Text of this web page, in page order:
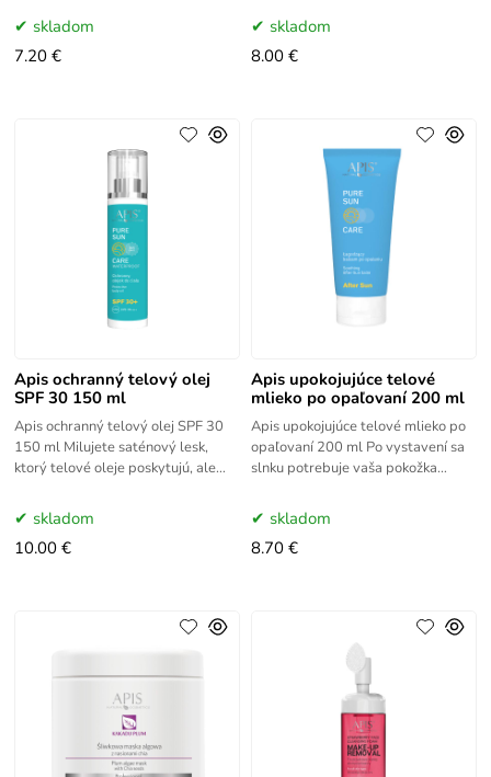
mikrokapsulovaný UV filter
skladom
7.20 €
Sun Care poskytuje
skladom
8.00 €
Apis ochranný telový olej
SPF 30 150 ml
Apis ochranný telový olej SPF 30
150 ml Milujete saténový lesk,
ktorý telové oleje poskytujú, ale
pokožky? Máme pre vás ideálne
skladom
10.00 €
Apis upokojujúce telové
mlieko po opaľovaní 200 ml
Apis upokojujúce telové mlieko po
opaľovaní 200 ml Po vystavení sa
slnku potrebuje vaša pokožka
hydratáciu. Preto sme vytvorili
skladom
8.70 €